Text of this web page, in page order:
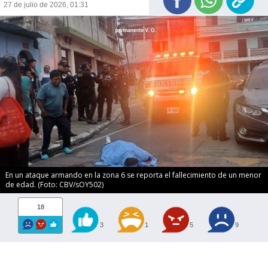
27 de julio de 2026, 01:31
En un ataque armando en la zona 6 se reporta el fallecimiento de un menor
de edad. (Foto: CBV/sOY502)
18
3 1 5 9